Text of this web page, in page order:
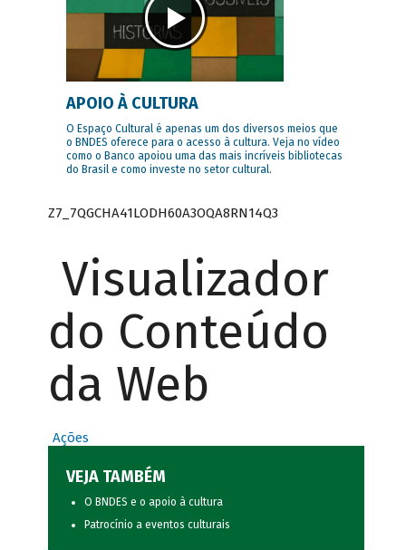
APOIO À CULTURA
O Espaço Cultural é apenas um dos diversos meios que
o BNDES oferece para o acesso à cultura. Veja no vídeo
como o Banco apoiou uma das mais incríveis bibliotecas
do Brasil e como investe no setor cultural.
Z7_7QGCHA41LODH60A3OQA8RN14Q3
Visualizador
do Conteúdo
da Web
Ações
VEJA TAMBÉM
O BNDES e o apoio à cultura
Patrocínio a eventos culturais